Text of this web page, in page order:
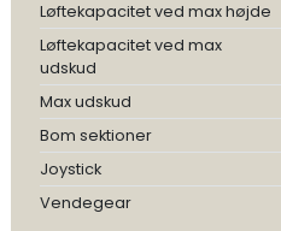
Løftekapacitet ved max højde
Løftekapacitet ved max
udskud
Max udskud
Bom sektioner
Joystick
Vendegear